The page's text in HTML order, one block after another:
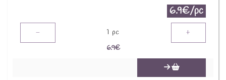
6.9€/pc
- 1 pc +
6.9€